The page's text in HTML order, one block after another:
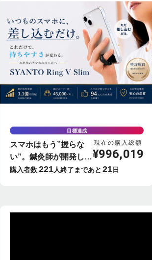
目標達成
スマホはもう”握らな
い”。鍼灸師が開発した
革新的なスマホリング-
現在の購入総額
¥996,019
購入者数221人終了まであと 21日